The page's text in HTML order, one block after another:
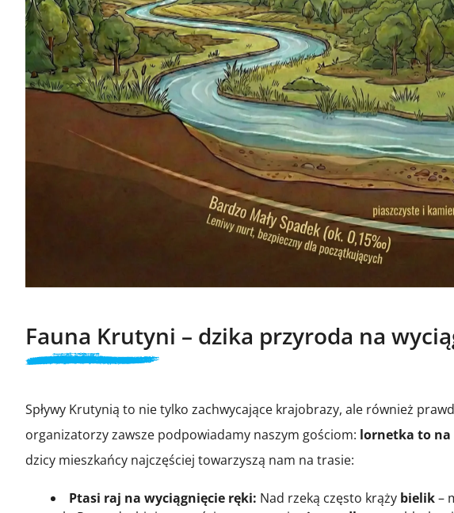
Fauna Krutyni – dzika przyroda na
Spływy Krutynią to nie tylko zachwycające krajobrazy, ale również
organizatorzy zawsze podpowiadamy naszym gościom: lornetka to na
dzicy mieszkańcy najczęściej towarzyszą nam na trasie:
Ptasi raj na wyciągnięcie ręki: Nad rzeką często krąży bielik–